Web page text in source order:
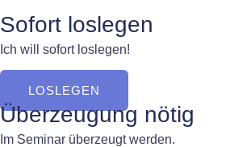
Sofort loslegen
Ich will sofort loslegen!
LOSLEGEN
Überzeugung nötig
Im Seminar überzeugt werden.